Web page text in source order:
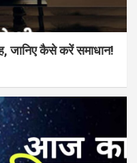
जानिए कैसे करें समाधान!